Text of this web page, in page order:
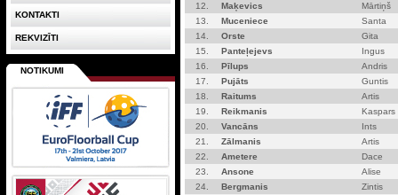
12.
Maķevics
Mārtiņš
13.
Muceniece
Santa
14.
Orste
Gita
15.
Panteļejevs
Ingus
16.
Pīlups
Andris
17.
Pujāts
Guntis
18.
Raitums
Artis
19.
Reikmanis
Kaspars
20.
Vancāns
Ints
21.
Zālmanis
Artis
22.
Ametere
Dace
23.
Ansone
Alise
24.
Bergmanis
Zintis
KONTAKTI
REKVIZĪTI
NOTIKUMI